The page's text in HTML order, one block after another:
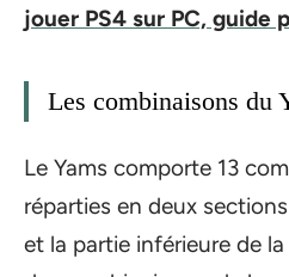
jouer PS4 sur PC, guide
Les combinaisons du
Le Yams comporte 13
réparties en deux
et la partie inférieure de